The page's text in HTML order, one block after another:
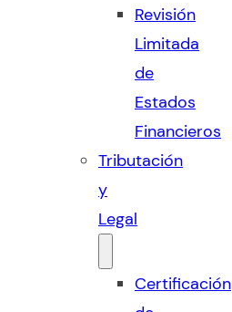
Revisión
Limitada
de
Estados
Financieros
Tributación
y
Legal
Certificación